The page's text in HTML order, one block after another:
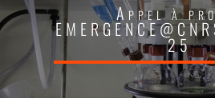
Appel à
25